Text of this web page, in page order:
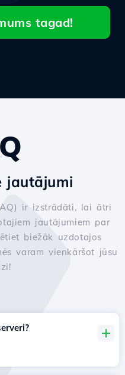
tagad!
jautājumi
ir izstrādāti, lai ātri
jautājumiem par
biežāk uzdotajos
varam vienkāršot jūsu